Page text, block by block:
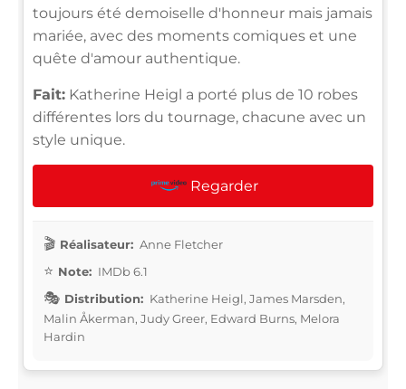
toujours été demoiselle d'honneur mais jamais
mariée, avec des moments comiques et une
quête d'amour authentique.
Fait: Katherine Heigl a porté plus de 10 robes
différentes lors du tournage, chacune avec un
style unique.
Regarder
Réalisateur: Anne Fletcher
Note: IMDb 6.1
Distribution: Katherine Heigl, James Marsden,
Malin Åkerman, Judy Greer, Edward Burns, Melora
Hardin